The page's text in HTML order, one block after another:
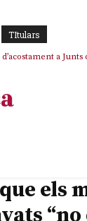
TItulars
a Junts
amb
els